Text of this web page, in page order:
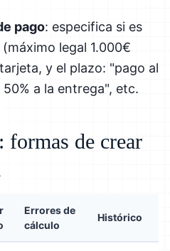
pago: especifica si es
legal 1.000€
y el plazo: "pago al
a la entrega", etc.
formas de crear
Errores de
cálculo
Histórico